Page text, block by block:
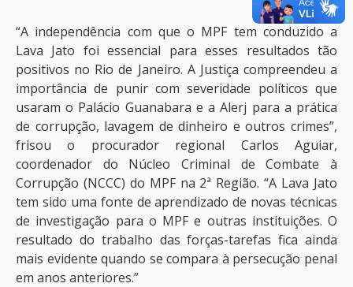
“A independência com que o MPF tem conduzido a
Lava Jato foi essencial para esses resultados tão
positivos no Rio de Janeiro. A Justiça compreendeu a
importância de punir com severidade políticos que
usaram o Palácio Guanabara e a Alerj para a prática
de corrupção, lavagem de dinheiro e outros crimes”,
frisou o procurador regional Carlos Aguiar,
coordenador do Núcleo Criminal de Combate à
Corrupção (NCCC) do MPF na 2ª Região. “A Lava Jato
tem sido uma fonte de aprendizado de novas técnicas
de investigação para o MPF e outras instituições. O
resultado do trabalho das forças-tarefas fica ainda
mais evidente quando se compara à persecução penal
em anos anteriores.”